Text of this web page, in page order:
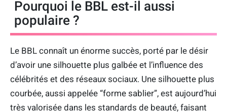
Pourquoi le BBL est-il aussi
populaire ?
Le BBL connaît un énorme succès, porté par le désir
d’avoir une silhouette plus galbée et l’influence des
célébrités et des réseaux sociaux. Une silhouette plus
courbée, aussi appelée “forme sablier”, est aujourd’hui
très valorisée dans les standards de beauté, faisant